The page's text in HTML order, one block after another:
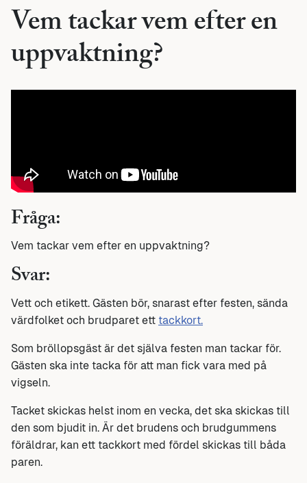
Vem tackar vem efter en
uppvaktning?
Fråga:
Vem tackar vem efter en uppvaktning?
Svar:
Vett och etikett. Gästen bör, snarast efter festen, sända
värdfolket och brudparet ett tackkort.
Som bröllopsgäst är det själva festen man tackar för.
Gästen ska inte tacka för att man fick vara med på
vigseln.
Tacket skickas helst inom en vecka, det ska skickas till
den som bjudit in. Är det brudens och brudgummens
föräldrar, kan ett tackkort med fördel skickas till båda
paren.